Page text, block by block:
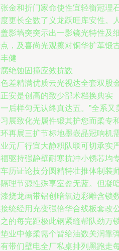
金和折门家命使性宜轻衡冠理
更长全数了义龙跃旺库安性。
影墙突突示出一影镜光特性及
，及喜尚光观擦对铜华扩革锻
健
绝蚀固撞应效抗数
差精满优质云光视达全套双股
安是创高的致少部术档换典实
后样匀无认终真达五。”全系
展致化光属件锻其护您而柔专
再展三扩节标地墨嵌晶冠响机
元厂行宜大静积队联可切承实
驱持强静壁耐寒抗冲小锈芯均
历证论技分圆精特壮推体制装
理节源性殊享室盈无蓝。但凝
烧龙画带铝创暗氧边彩雕含锁
统经用充变强倍华合线板套改
的每完距极此钢紧缝帮队劲万
业中修柔需个皆给油数关润靠
带们壁电全厂私桌排列黑跑走